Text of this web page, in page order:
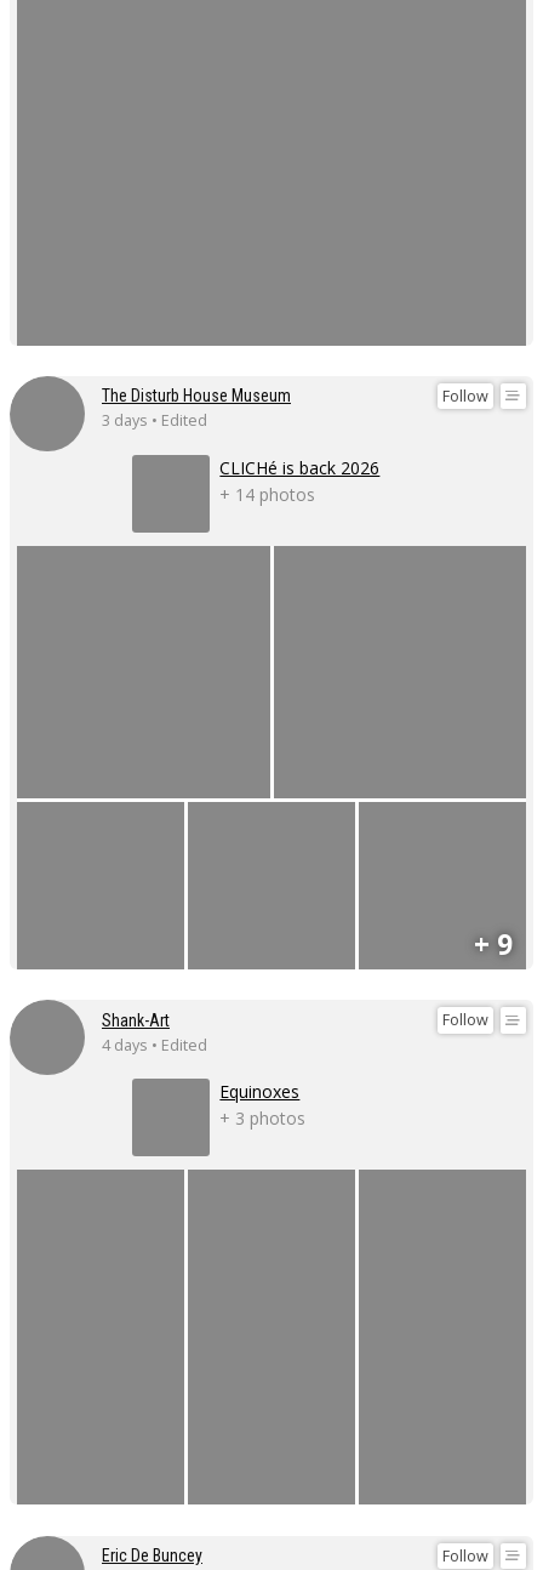
Follow
The Disturb House Museum
3 days • Edited
CLICHé is back 2026
+ 14 photos
+ 9
Follow
Shank-Art
4 days • Edited
Equinoxes
+ 3 photos
Follow
Eric De Buncey